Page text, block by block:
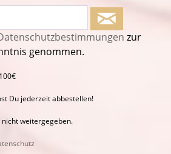
zur
genommen.
Du jederzeit abbestellen!
weitergegeben.